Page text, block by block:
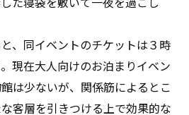
、同イベントのチケットは３時
現在大人向けのお泊まりイベン
は少ないが、関係筋によるとこ
客層を引きつける上で効果的な